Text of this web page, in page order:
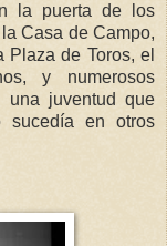
la puerta de los
Casa de Campo,
de Toros, el
y numerosos
una juventud que
sucedía en otros